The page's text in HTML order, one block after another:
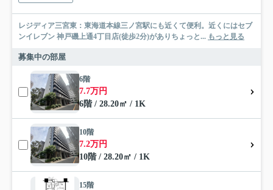
レジディア三宮東：東海道本線三ノ宮駅にも近くて便利。近くにはセブ
ンイレブン 神戸磯上通4丁目店(徒歩2分)がありちょっと... もっと見る
募集中の部屋
6階
7.7万円
6階 / 28.20㎡ / 1K
10階
7.2万円
10階 / 28.20㎡ / 1K
15階